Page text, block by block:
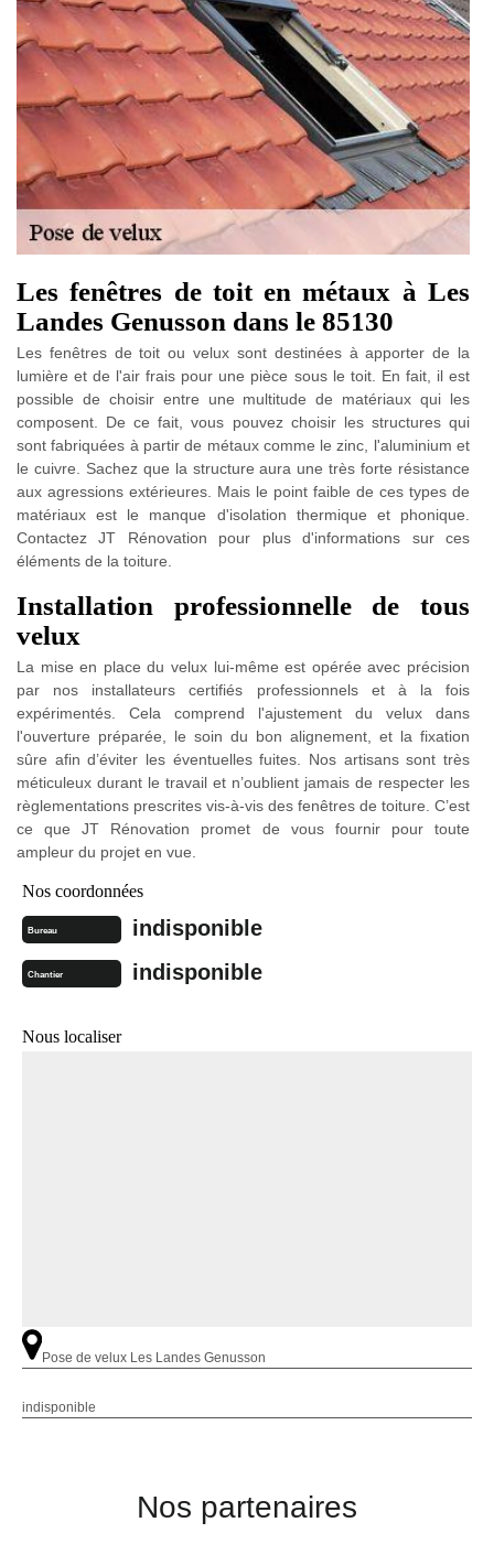
Les fenêtres de toit en métaux à Les
Landes Genusson dans le 85130
Les fenêtres de toit ou velux sont destinées à apporter de la
lumière et de l'air frais pour une pièce sous le toit. En fait, il est
possible de choisir entre une multitude de matériaux qui les
composent. De ce fait, vous pouvez choisir les structures qui
sont fabriquées à partir de métaux comme le zinc, l'aluminium et
le cuivre. Sachez que la structure aura une très forte résistance
aux agressions extérieures. Mais le point faible de ces types de
matériaux est le manque d'isolation thermique et phonique.
Contactez JT Rénovation pour plus d'informations sur ces
éléments de la toiture.
Installation professionnelle de tous
velux
La mise en place du velux lui-même est opérée avec précision
par nos installateurs certifiés professionnels et à la fois
expérimentés. Cela comprend l'ajustement du velux dans
l'ouverture préparée, le soin du bon alignement, et la fixation
sûre afin d’éviter les éventuelles fuites. Nos artisans sont très
méticuleux durant le travail et n’oublient jamais de respecter les
règlementations prescrites vis-à-vis des fenêtres de toiture. C’est
ce que JT Rénovation promet de vous fournir pour toute
ampleur du projet en vue.
Nos coordonnées
Bureau indisponible
Chantier indisponible
Nous localiser
Pose de velux Les Landes Genusson
indisponible
Nos partenaires